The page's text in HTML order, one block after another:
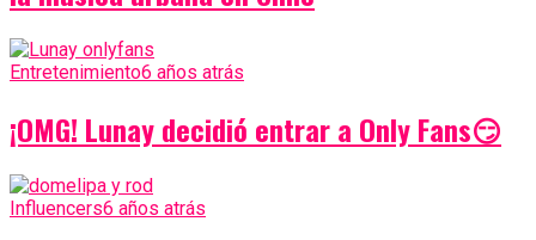
Entretenimiento6 años atrás
¡OMG! Lunay decidió entrar a Only Fans😏
Influencers6 años atrás